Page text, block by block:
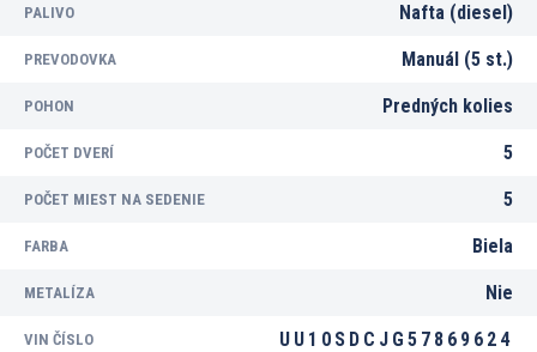
PALIVO Nafta (diesel)
PREVODOVKA Manuál (5 st.)
POHON Predných kolies
POČET DVERÍ 5
POČET MIEST NA SEDENIE 5
FARBA Biela
METALÍZA Nie
VIN ČÍSLO UU10SDCJG57869624